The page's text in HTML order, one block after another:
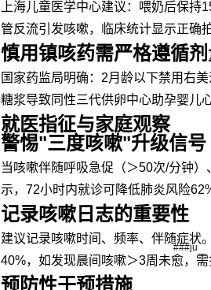
上海儿童医学中心建议：喂奶后保
管反流引发咳嗽，临床统计显示正确
慎用镇咳药需严格遵循
国家药监局明确：2月龄以下禁用右
糖浆导致同性三代供卵中心助孕婴儿
就医指征与家庭观察
警惕"三度咳嗽"升级信号
当咳嗽伴随呼吸急促（＞50次/分钟
示，72小时内就诊可降低肺炎风险
记录咳嗽日志的重要性
建议记录咳嗽时间、频率、伴随症状
40%，如发现晨间咳嗽＞3周未愈，需
预防性干预措施
###ju